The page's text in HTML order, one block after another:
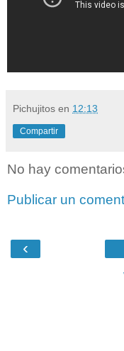
Pichujitos en 12:13
Compartir
No hay
Publicar un
‹